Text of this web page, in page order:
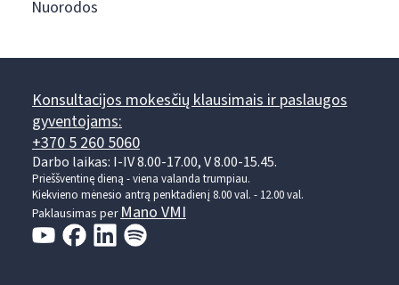
Nuorodos
Konsultacijos mokesčių klausimais ir paslaugos
gyventojams:
+370 5 260 5060
Darbo laikas: I-IV 8.00-17.00, V 8.00-15.45.
Prieššventinę dieną - viena valanda trumpiau.
Kiekvieno mėnesio antrą penktadienį 8.00 val. - 12.00 val.
Paklausimas perMano VMI